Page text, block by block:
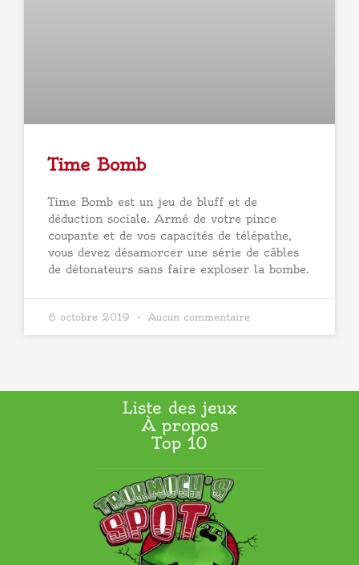
Time Bomb
Time Bomb est un jeu de bluff et de
déduction sociale. Armé de votre pince
coupante et de vos capacités de télépathe,
vous devez désamorcer une série de câbles
de détonateurs sans faire exploser la bombe.
6 octobre 2019 Aucun commentaire
Liste des jeux
À propos
Top 10